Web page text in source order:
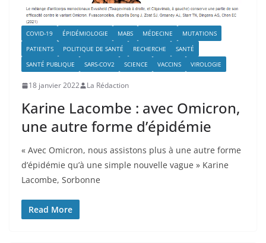
COVID-19 ÉPIDÉMIOLOGIE MABS MÉDECINE
MUTATIONS
PATIENTS
POLITIQUE DE SANTÉ RECHERCHE
SANTÉ
SANTÉ PUBLIQUE
SARS-COV2 SCIENCE VACCINS VIROLOGIE
18 janvier 2022 La Rédaction
Karine Lacombe : avec Omicron,
une autre forme d’épidémie
« Avec Omicron, nous assistons plus à une autre forme
d’épidémie qu’à une simple nouvelle vague » Karine
Lacombe, Sorbonne
Read More